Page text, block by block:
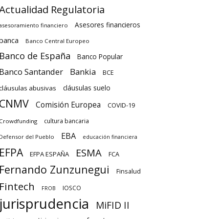
Regulatoria
financiero Asesores financieros
Banco Central Europeo
de España Banco Popular
Santander Bankia BCE
abusivas cláusulas suelo
Comisión Europea COVID-19
cultura bancaria
del Pueblo EBA educación financiera
EFPA ESPAÑA ESMA FCA
Zunzunegui Finsalud
FROB IOSCO
MiFID II